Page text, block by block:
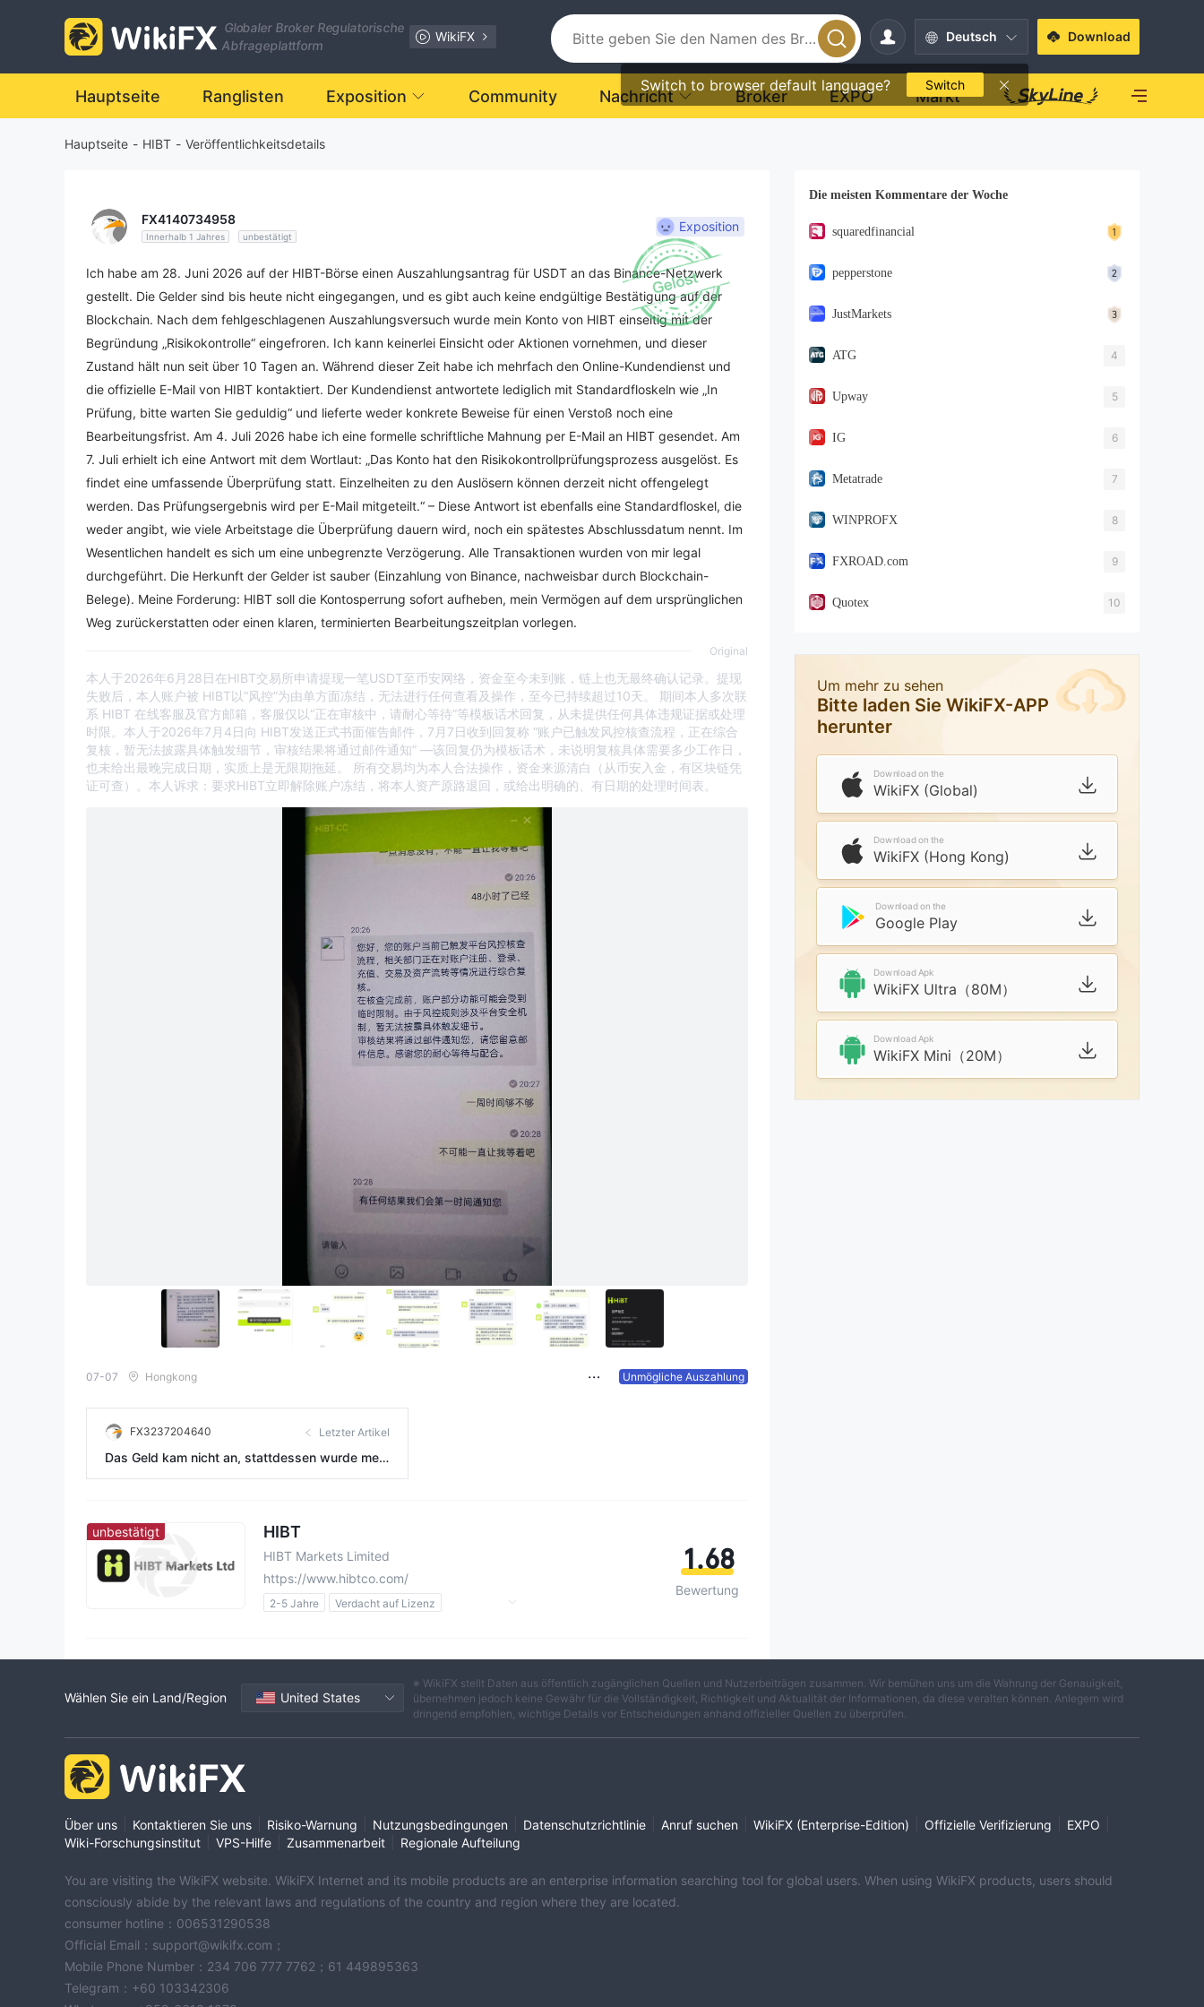
Globaler Broker Regulatorische
Abfrageplattform
WikiFX Deutsch
Switch to browser default language? Switch
Download
Hauptseite Ranglisten Exposition Community Nachricht Broker EXPO Markt
Hauptseite - HIBT - Veröffentlichkeitsdetails
FX4140734958
Innerhalb 1 Jahres unbestätigt
Exposition
Ich habe am 28. Juni 2026 auf der HIBT-Börse einen Auszahlungsantrag für USDT an das Binance-Netzwerk
gestellt. Die Gelder sind bis heute nicht eingegangen, und es gibt auch keine endgültige Bestätigung auf der
Blockchain. Nach dem fehlgeschlagenen Auszahlungsversuch wurde mein Konto von HIBT einseitig mit der
Begründung „Risikokontrolle“ eingefroren. Ich kann keinerlei Einsicht oder Aktionen vornehmen, und dieser
Zustand hält nun seit über 10 Tagen an. Während dieser Zeit habe ich mehrfach den Online-Kundendienst und
die offizielle E-Mail von HIBT kontaktiert. Der Kundendienst antwortete lediglich mit Standardfloskeln wie „In
Prüfung, bitte warten Sie geduldig“ und lieferte weder konkrete Beweise für einen Verstoß noch eine
Bearbeitungsfrist. Am 4. Juli 2026 habe ich eine formelle schriftliche Mahnung per E-Mail an HIBT gesendet. Am
7. Juli erhielt ich eine Antwort mit dem Wortlaut: „Das Konto hat den Risikokontrollprüfungsprozess ausgelöst. Es
findet eine umfassende Überprüfung statt. Einzelheiten zu den Auslösern können derzeit nicht offengelegt
werden. Das Prüfungsergebnis wird per E-Mail mitgeteilt.“ – Diese Antwort ist ebenfalls eine Standardfloskel, die
weder angibt, wie viele Arbeitstage die Überprüfung dauern wird, noch ein spätestes Abschlussdatum nennt. Im
Wesentlichen handelt es sich um eine unbegrenzte Verzögerung. Alle Transaktionen wurden von mir legal
durchgeführt. Die Herkunft der Gelder ist sauber (Einzahlung von Binance, nachweisbar durch Blockchain-
Belege). Meine Forderung: HIBT soll die Kontosperrung sofort aufheben, mein Vermögen auf dem ursprünglichen
Weg zurückerstatten oder einen klaren, terminierten Bearbeitungszeitplan vorlegen.
Original
本人于2026年6月28日在HIBT交易所申请提现一笔USDT至币安网络，资金至今未到账，链上也无最终确认记录。提现
失败后，本人账户被 HIBT以“风控”为由单方面冻结，无法进行任何查看及操作，至今已持续超过10天。 期间本人多次联
系 HIBT 在线客服及官方邮箱，客服仅以“正在审核中，请耐心等待”等模板话术回复，从未提供任何具体违规证据或处理
时限。本人于2026年7月4日向 HIBT发送正式书面催告邮件，7月7日收到回复称 “账户已触发风控核查流程，正在综合
复核，暂无法披露具体触发细节，审核结果将通过邮件通知” —该回复仍为模板话术，未说明复核具体需要多少工作日，
也未给出最晚完成日期，实质上是无限期拖延。 所有交易均为本人合法操作，资金来源清白（从币安入金，有区块链凭
证可查）。本人诉求：要求HIBT立即解除账户冻结，将本人资产原路退回，或给出明确的、有日期的处理时间表。
07-07 Hongkong Unmögliche Auszahlung
FX3237204640
Das Geld kam nicht an, stattdessen wurde mein
Konto einer Risikokontrolle unterzogen.
Letzter Artikel
unbestätigt HIBT
HIBT Markets Limited
https://www.hibtco.com/
2-5 Jahre
Verdacht auf Lizenz
1.68
Bewertung
Die meisten Kommentare der Woche
squaredfinancial
pepperstone
JustMarkets
ATG 4
Upway 5
IG 6
Metatrade 7
WINPROFX 8
FXROAD.com 9
Quotex 10
Um mehr zu sehen
Bitte laden Sie WikiFX-APP
herunter
Download on the
WikiFX (Global)
Download on the
WikiFX (Hong Kong)
Download on the
Google Play
Download Apk
WikiFX Ultra（80M）
Download Apk
WikiFX Mini（20M）
Wählen Sie ein Land/Region United States
※ WikiFX stellt Daten aus öffentlich zugänglichen Quellen und Nutzerbeiträgen zusammen. Wir bemühen uns um die Wahrung der Genauigkeit,
übernehmen jedoch keine Gewähr für die Vollständigkeit, Richtigkeit und Aktualität der Informationen, da diese veralten können. Anlegern wird
dringend empfohlen, wichtige Details vor Entscheidungen anhand offizieller Quellen zu überprüfen.
Über uns Kontaktieren Sie uns Risiko-Warnung Nutzungsbedingungen Datenschutzrichtlinie Anruf suchen WikiFX (Enterprise-Edition) Offizielle Verifizierung EXPO
Wiki-Forschungsinstitut
VPS-Hilfe Zusammenarbeit Regionale Aufteilung
You are visiting the WikiFX website. WikiFX Internet and its mobile products are an enterprise information searching tool for global users. When using WikiFX products, users should
consciously abide by the relevant laws and regulations of the country and region where they are located.
consumer hotline：006531290538
Official Email：support@wikifx.com；
Mobile Phone Number：234 706 777 7762；61 449895363
Telegram：+60 103342306